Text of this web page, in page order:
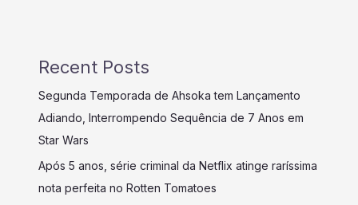
Recent Posts
Segunda Temporada de Ahsoka tem Lançamento
Adiando, Interrompendo Sequência de 7 Anos em
Star Wars
Após 5 anos, série criminal da Netflix atinge raríssima
nota perfeita no Rotten Tomatoes